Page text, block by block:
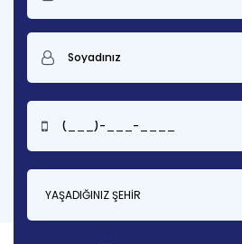
YAŞADIĞINIZ ŞEHIR